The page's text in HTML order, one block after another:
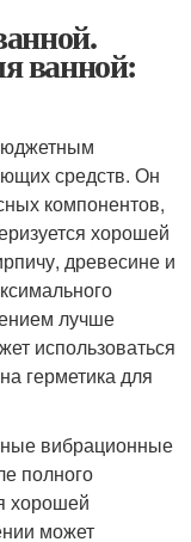
ванной:
средств. Он
компонентов,
хорошей
древесине и
лучше
использоваться
герметика для
вибрационные
полного
хорошей
может